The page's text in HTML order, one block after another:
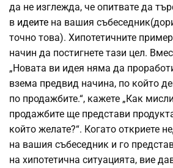
да не изглежда, че опитвате да
в идеите на вашия
точно това). Хипотетичните
начин да постигнете тази цел.
„Новата ви идея няма да
взема предвид начина, по който
по продажбите.“, кажете „Как
продажбите ще представи
който желате?“. Когато откриете
на вашия събеседник и го
на хипотетична ситуацията, вие